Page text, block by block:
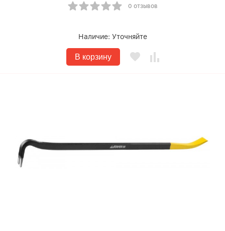
0 отзывов
Наличие: Уточняйте
В корзину